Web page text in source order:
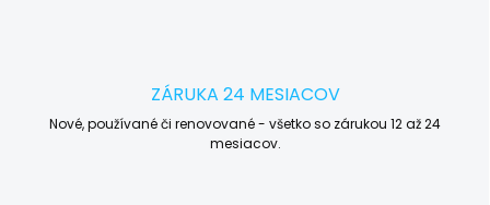
ZÁRUKA 24 MESIACOV
Nové, používané či renovované - všetko so zárukou 12 až 24
mesiacov.